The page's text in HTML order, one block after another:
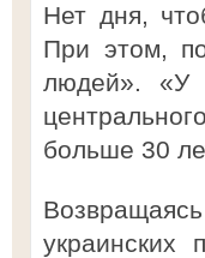
Нет дня,
При этом,
людей». «У
больше 30
украинских